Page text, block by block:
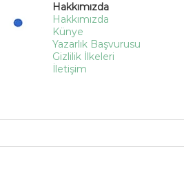
Hakkımızda
Hakkımızda
Künye
Yazarlık Başvurusu
Gizlilik İlkeleri
İletişim